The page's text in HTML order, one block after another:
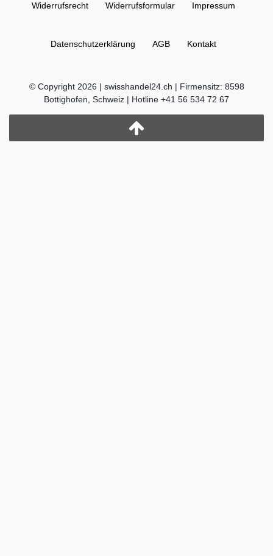
Widerrufs­recht Widerrufs­formular Impressum
Daten­schutz­erklärung AGB Kontakt
© Copyright 2026 | swisshandel24.ch | Firmensitz: 8598
Bottighofen, Schweiz | Hotline +41 56 534 72 67